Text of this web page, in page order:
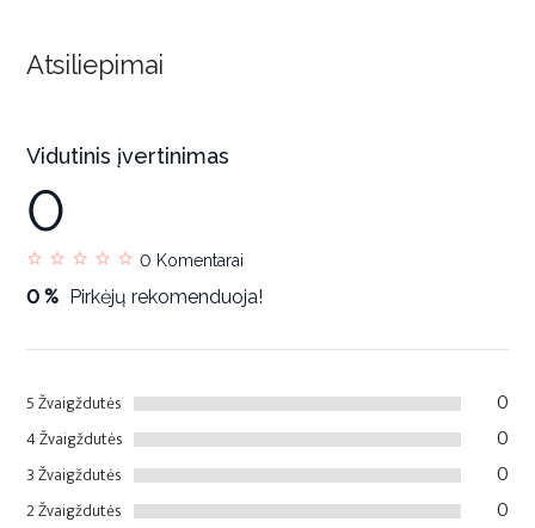
Atsiliepimai
5 Žvaigždutės 0
4 Žvaigždutės 0
3 Žvaigždutės 0
2 Žvaigždutės 0
Vidutinis įvertinimas
0
0 Komentarai
0 % Pirkėjų rekomenduoja!